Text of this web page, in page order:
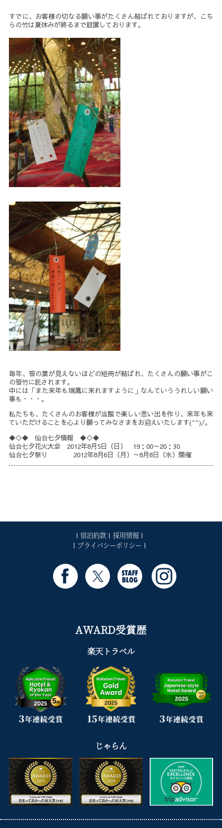
すでに、お客様の切なる願い事がたくさん結ばれておりますが、こち
らの竹は夏休みが終るまで設置しております。
毎年、笹の葉が見えないほどの短冊が結ばれ、たくさんの願い事がこ
の笹竹に託されます。
中には「また来年も瑞鳳に来れますように」なんていううれしい願い
事も・・・。
私たちも、たくさんのお客様が当館で楽しい思い出を作り、来年も来
ていただけることを心より願ってみなさまをお迎えいたします(^^)/。
◆◇◆ 仙台七夕情報 ◆◇◆
仙台七夕花火大会 2012年8月5日（日） 19：00～20：30
仙台七夕祭り 2012年8月6日（月）～8月8日（水）開催
宿泊約款
採用情報
プライバシーポリシー
AWARD受賞歴
楽天トラベル
じゃらん